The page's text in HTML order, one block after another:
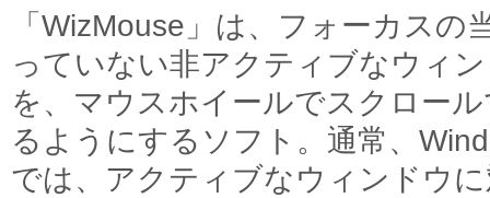
「WizMouse」は、フォーカスの
っていない非アクティブなウィ
を、マウスホイールでスクロー
るようにするソフト。通常、
では、アクティブなウィンドウ